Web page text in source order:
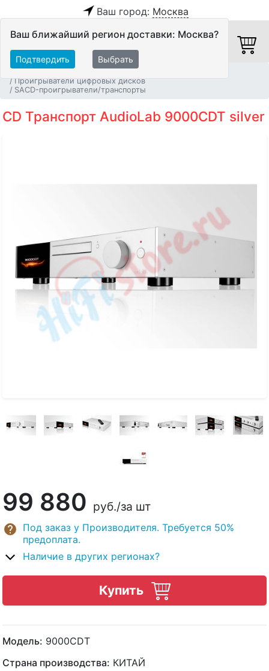
Ваш город: Москва
Ваш ближайший регион доставки: Москва?
Подтвердить Выбрать
Проигрыватели цифровых дисков
SACD-проигрыватели/транспорты
CD Транспорт AudioLab 9000CDT silver
99 880 руб./за шт
Под заказ у Производителя. Требуется 50%
предоплата.
Наличие в других регионах?
Купить
Модель: 9000CDT
Страна производства: КИТАЙ